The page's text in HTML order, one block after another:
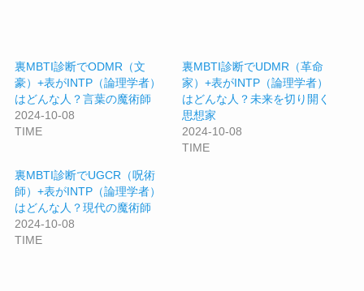
裏MBTI診断でODMR（文
豪）+表がINTP（論理学者）
はどんな人？言葉の魔術師
2024-10-08
TIME
裏MBTI診断でUDMR（革命
家）+表がINTP（論理学者）
はどんな人？未来を切り開く
思想家
2024-10-08
TIME
裏MBTI診断でUGCR（呪術
師）+表がINTP（論理学者）
はどんな人？現代の魔術師
2024-10-08
TIME